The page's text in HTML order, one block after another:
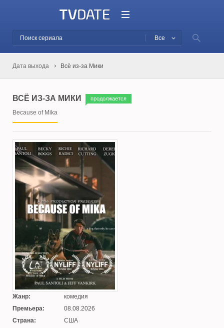
Все
Дата выхода Всё из-за Мики
ВСЁ ИЗ-ЗА МИКИ продолжается
Because of Mika
Жанр:
комедия
Премьера:
08.08.2026
Страна:
США